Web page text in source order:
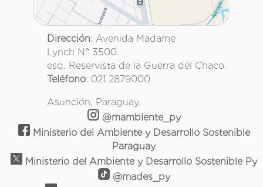
Dirección: Avenida Madame
Lynch N° 3500.
esq. Reservista de la Guerra del Chaco.
Teléfono: 021 2879000
Asunción, Paraguay.
@mambiente_py
Ministerio del Ambiente y Desarrollo Sostenible
Paraguay
Ministerio del Ambiente y Desarrollo Sostenible Py
@mades_py